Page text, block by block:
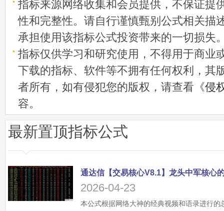
指标来源网络收集和会员提供，不保证提
性和完整性。请自行谨慎甄别公式相关描
承担使用该指标公式投资带来的一切损失
指标仅供学习和研究使用，不得用于商业
下载的指标、软件等不拥有任何权利，其
者所有，如有侵犯您的版权，请查看《侵
容。
最新置顶指标公式
2026-04-23